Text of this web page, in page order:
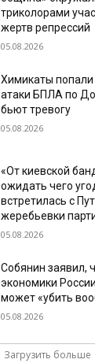
триколорами
жертв репрессий
05.08.2026
Химикаты
атаки БПЛА по
бьют тревогу
05.08.2026
«От киевской
ожидать чего
встретилась с
жеребьевки
05.08.2026
Собянин заявил,
экономики
может «убить
05.08.2026
Загрузить больше